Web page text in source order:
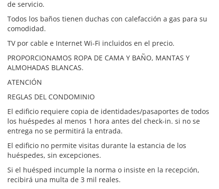
de servicio.
Todos los baños tienen duchas con calefacción a gas para su
comodidad.
TV por cable e Internet Wi-Fi incluidos en el precio.
PROPORCIONAMOS ROPA DE CAMA Y BAÑO, MANTAS Y
ALMOHADAS BLANCAS.
ATENCIÓN
REGLAS DEL CONDOMINIO
El edificio requiere copia de identidades/pasaportes de todos
los huéspedes al menos 1 hora antes del check-in. si no se
entrega no se permitirá la entrada.
El edificio no permite visitas durante la estancia de los
huéspedes, sin excepciones.
Si el huésped incumple la norma o insiste en la recepción,
recibirá una multa de 3 mil reales.